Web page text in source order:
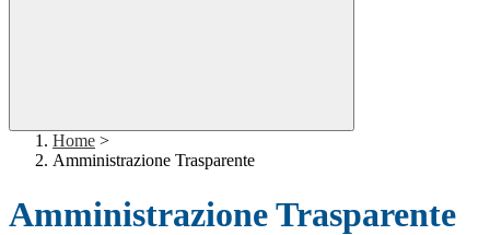
Home >
Amministrazione Trasparente
Amministrazione Trasparente